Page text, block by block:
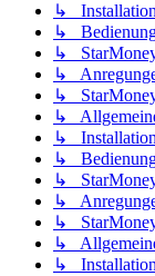
↳
↳
↳
↳
↳
↳
↳
↳
↳
↳
↳
↳
↳ Installation